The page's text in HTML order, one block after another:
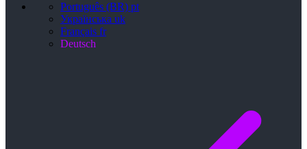
Português (BR) pt
Українська uk
Français fr
Deutsch